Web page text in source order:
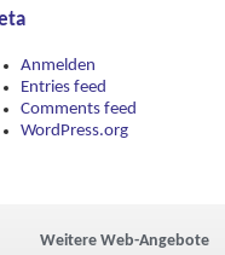
Anmelden
Entries feed
Comments feed
WordPress.org
Weitere Web-Angebote